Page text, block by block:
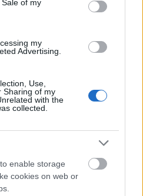
of my
my
Advertising.
Use,
Sharing of my
with the
collected.
enable storage
cookies on web or
rabszolgának adták
onnan is kidumálta
a végzetét nem
tűnt, mintha kinyírták
ő is feltámasztják, mint
hp-t, akiről utoljára
épp felakasztották, erre
Szép, mi? Remélem,
védi az Északon
lényektől, többek
és egyéb